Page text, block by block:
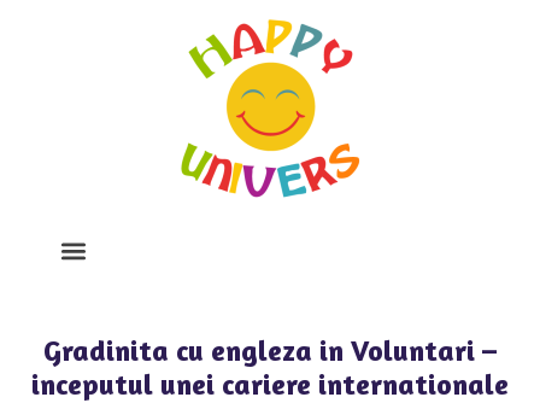
Gradinita cu engleza in Voluntari –
inceputul unei cariere internationale